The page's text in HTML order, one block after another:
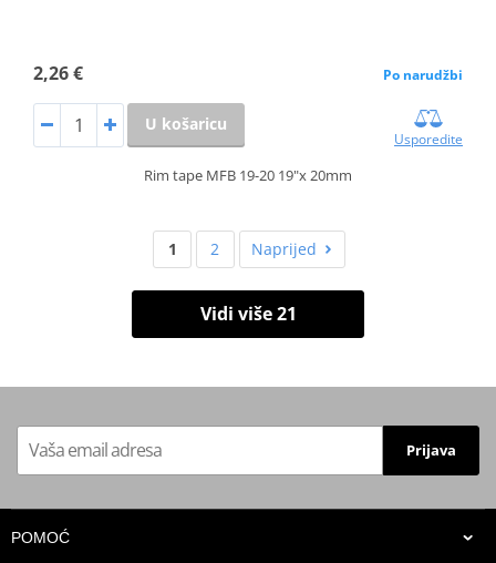
2,26 € Po narudžbi
U košaricu
Usporedite
Rim tape MFB 19-20 19"x 20mm
1 2 Naprijed
Vidi više 21
Prijava
POMOĆ